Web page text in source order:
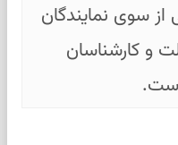
سوی نمایندگان
و کارشناسان